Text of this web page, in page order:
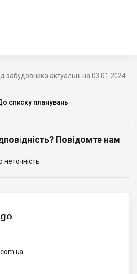
забудовника актуальні на 03.01.2024
списку планувань
Повідомте нам
неточність